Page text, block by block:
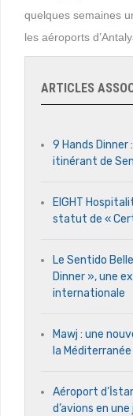
quelques semaines
les aéroports
ARTICLES
9 Hands
itinérant de
EIGHT
statut de «
Le Sentido
Dinner », une
internationale
Mawj : une
la
Aéroport
d’avions en